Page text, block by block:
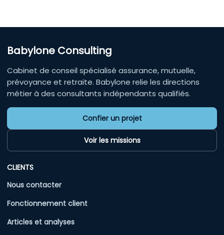
Babylone Consulting
Cabinet de conseil spécialisé assurance, mutuelle,
prévoyance et retraite. Babylone relie les directions
métier à des consultants indépendants qualifiés.
Confier un projet
Voir les missions
CLIENTS
Nous contacter
Fonctionnement client
Articles et analyses